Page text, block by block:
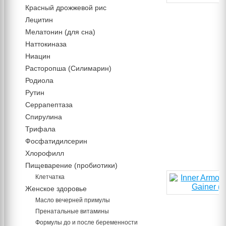
Красный дрожжевой рис
Лецитин
Мелатонин (для сна)
Наттокиназа
Ниацин
Расторопша (Силимарин)
Родиола
Рутин
Серрапептаза
Спирулина
Трифала
Фосфатидилсерин
Хлорофилл
Пищеварение (пробиотики)
Клетчатка
Женское здоровье
Масло вечерней примулы
Пренатальные витамины
Формулы до и после беременности